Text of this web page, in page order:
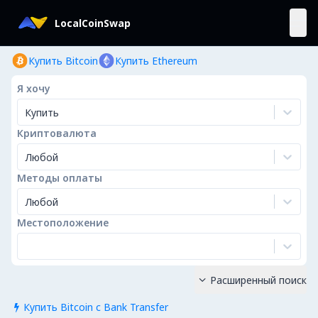
LocalCoinSwap
Купить Bitcoin Купить Ethereum
Я хочу
Купить
Криптовалюта
Любой
Методы оплаты
Любой
Местоположение
 Купить Bitcoin с Bank Transfer
 Расширенный поиск